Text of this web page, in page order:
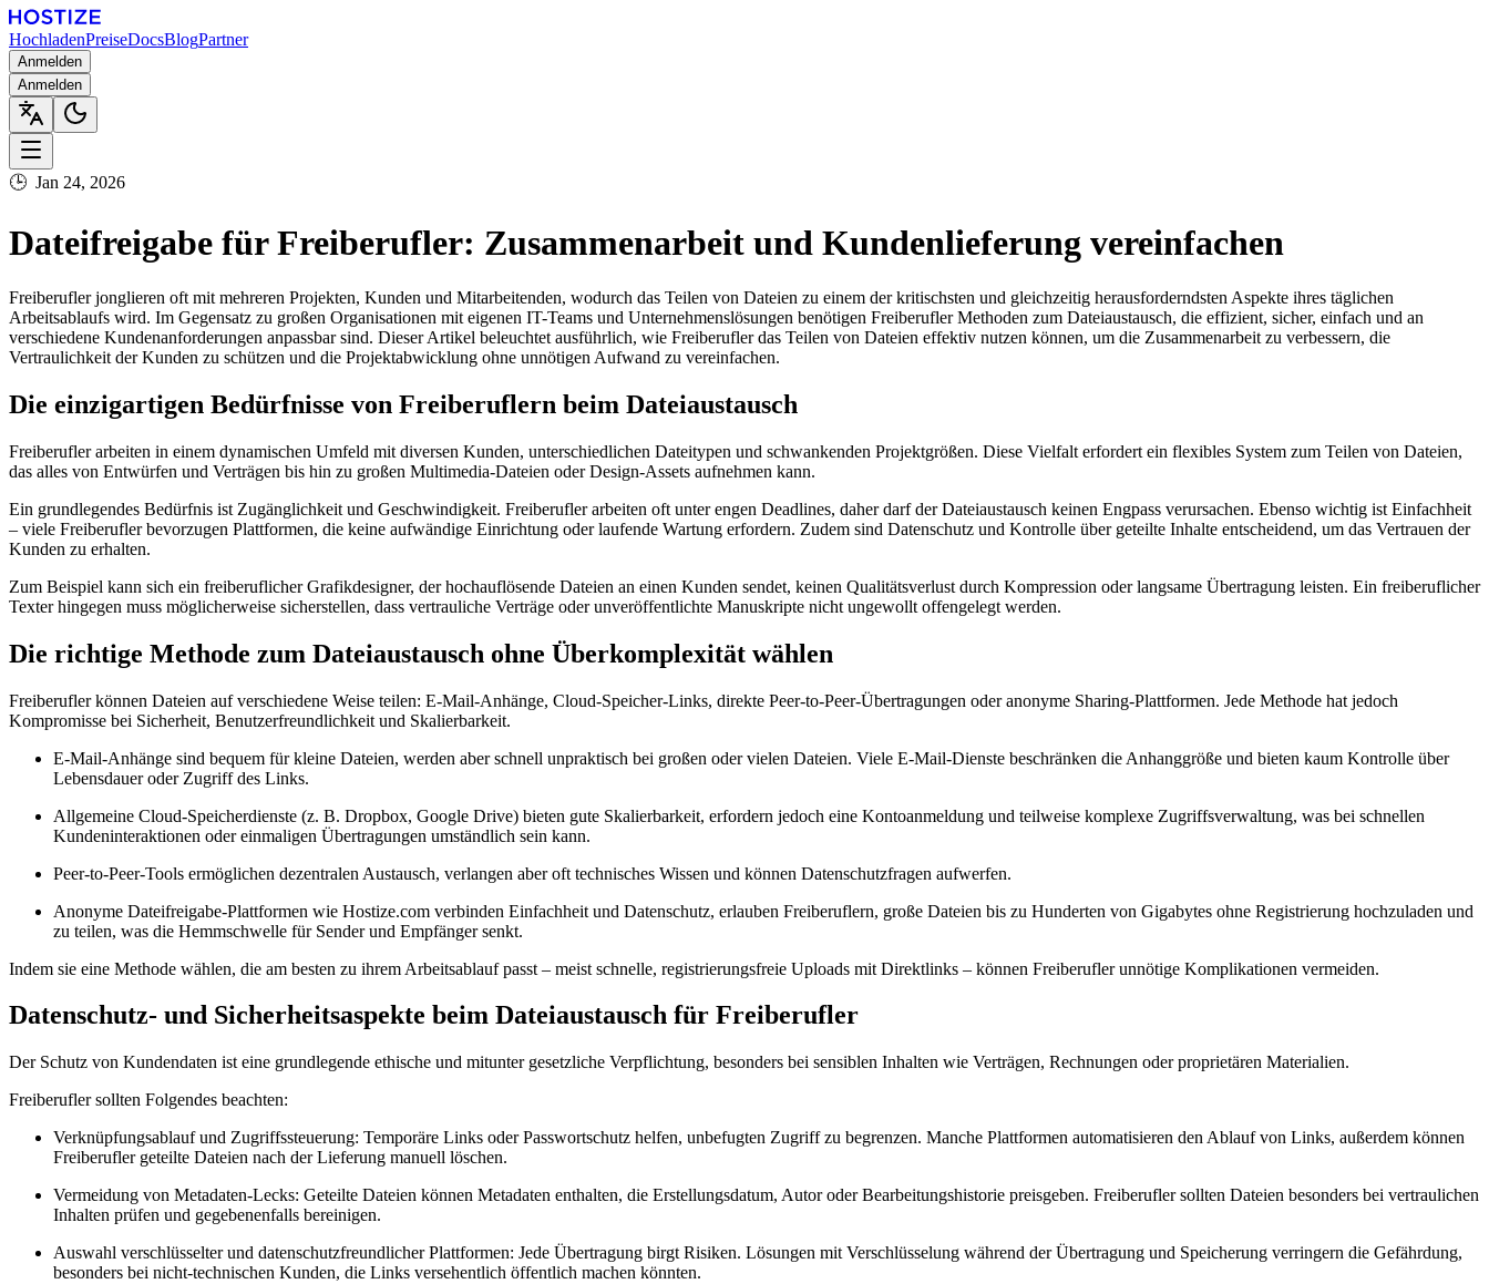
HochladenPreiseDocsBlogPartner
Anmelden
Anmelden
🕒 Jan 24, 2026
Dateifreigabe für Freiberufler: Zusammenarbeit und Kundenlieferung vereinfachen
Freiberufler jonglieren oft mit mehreren Projekten, Kunden und Mitarbeitenden, wodurch das Teilen von Dateien zu einem der kritischsten und gleichzeitig herausforderndsten Aspekte ihres täglichen
Arbeitsablaufs wird. Im Gegensatz zu großen Organisationen mit eigenen IT-Teams und Unternehmenslösungen benötigen Freiberufler Methoden zum Dateiaustausch, die effizient, sicher, einfach und an
verschiedene Kundenanforderungen anpassbar sind. Dieser Artikel beleuchtet ausführlich, wie Freiberufler das Teilen von Dateien effektiv nutzen können, um die Zusammenarbeit zu verbessern, die
Vertraulichkeit der Kunden zu schützen und die Projektabwicklung ohne unnötigen Aufwand zu vereinfachen.
Die einzigartigen Bedürfnisse von Freiberuflern beim Dateiaustausch
Freiberufler arbeiten in einem dynamischen Umfeld mit diversen Kunden, unterschiedlichen Dateitypen und schwankenden Projektgrößen. Diese Vielfalt erfordert ein flexibles System zum Teilen von Dateien,
das alles von Entwürfen und Verträgen bis hin zu großen Multimedia-Dateien oder Design-Assets aufnehmen kann.
Ein grundlegendes Bedürfnis ist Zugänglichkeit und Geschwindigkeit. Freiberufler arbeiten oft unter engen Deadlines, daher darf der Dateiaustausch keinen Engpass verursachen. Ebenso wichtig ist Einfachheit
– viele Freiberufler bevorzugen Plattformen, die keine aufwändige Einrichtung oder laufende Wartung erfordern. Zudem sind Datenschutz und Kontrolle über geteilte Inhalte entscheidend, um das Vertrauen der
Kunden zu erhalten.
Zum Beispiel kann sich ein freiberuflicher Grafikdesigner, der hochauflösende Dateien an einen Kunden sendet, keinen Qualitätsverlust durch Kompression oder langsame Übertragung leisten. Ein freiberuflicher
Texter hingegen muss möglicherweise sicherstellen, dass vertrauliche Verträge oder unveröffentlichte Manuskripte nicht ungewollt offengelegt werden.
Die richtige Methode zum Dateiaustausch ohne Überkomplexität wählen
Freiberufler können Dateien auf verschiedene Weise teilen: E-Mail-Anhänge, Cloud-Speicher-Links, direkte Peer-to-Peer-Übertragungen oder anonyme Sharing-Plattformen. Jede Methode hat jedoch
Kompromisse bei Sicherheit, Benutzerfreundlichkeit und Skalierbarkeit.
E-Mail-Anhänge sind bequem für kleine Dateien, werden aber schnell unpraktisch bei großen oder vielen Dateien. Viele E-Mail-Dienste beschränken die Anhanggröße und bieten kaum Kontrolle über
Lebensdauer oder Zugriff des Links.
Allgemeine Cloud-Speicherdienste (z. B. Dropbox, Google Drive) bieten gute Skalierbarkeit, erfordern jedoch eine Kontoanmeldung und teilweise komplexe Zugriffsverwaltung, was bei schnellen
Kundeninteraktionen oder einmaligen Übertragungen umständlich sein kann.
Peer-to-Peer-Tools ermöglichen dezentralen Austausch, verlangen aber oft technisches Wissen und können Datenschutzfragen aufwerfen.
Anonyme Dateifreigabe-Plattformen wie Hostize.com verbinden Einfachheit und Datenschutz, erlauben Freiberuflern, große Dateien bis zu Hunderten von Gigabytes ohne Registrierung hochzuladen und
zu teilen, was die Hemmschwelle für Sender und Empfänger senkt.
Indem sie eine Methode wählen, die am besten zu ihrem Arbeitsablauf passt – meist schnelle, registrierungsfreie Uploads mit Direktlinks – können Freiberufler unnötige Komplikationen vermeiden.
Datenschutz- und Sicherheitsaspekte beim Dateiaustausch für Freiberufler
Der Schutz von Kundendaten ist eine grundlegende ethische und mitunter gesetzliche Verpflichtung, besonders bei sensiblen Inhalten wie Verträgen, Rechnungen oder proprietären Materialien.
Freiberufler sollten Folgendes beachten:
Verknüpfungsablauf und Zugriffssteuerung: Temporäre Links oder Passwortschutz helfen, unbefugten Zugriff zu begrenzen. Manche Plattformen automatisieren den Ablauf von Links, außerdem können
Freiberufler geteilte Dateien nach der Lieferung manuell löschen.
Vermeidung von Metadaten-Lecks: Geteilte Dateien können Metadaten enthalten, die Erstellungsdatum, Autor oder Bearbeitungshistorie preisgeben. Freiberufler sollten Dateien besonders bei vertraulichen
Inhalten prüfen und gegebenenfalls bereinigen.
Auswahl verschlüsselter und datenschutzfreundlicher Plattformen: Jede Übertragung birgt Risiken. Lösungen mit Verschlüsselung während der Übertragung und Speicherung verringern die Gefährdung,
besonders bei nicht-technischen Kunden, die Links versehentlich öffentlich machen könnten.